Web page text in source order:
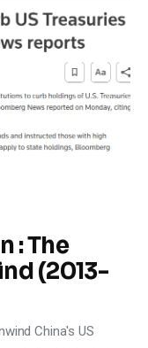
: The
(2013-
China's US